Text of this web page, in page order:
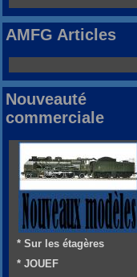
AMFG Articles
Nouveauté
commerciale
* Sur les étagères
* JOUEF